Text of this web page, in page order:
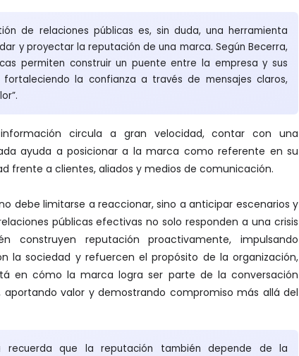
de relaciones públicas es, sin duda, una herramienta
y proyectar la reputación de una marca. Según Becerra,
permiten construir un puente entre la empresa y sus
la confianza a través de mensajes claros,
circula a gran velocidad, contar con una
ayuda a posicionar a la marca como referente en su
frente a clientes, aliados y medios de comunicación.
debe limitarse a reaccionar, sino a anticipar escenarios y
públicas efectivas no solo responden a una crisis
construyen reputación proactivamente, impulsando
la sociedad y refuercen el propósito de la organización,
en cómo la marca logra ser parte de la conversación
valor y demostrando compromiso más allá del
recuerda que la reputación también depende de la